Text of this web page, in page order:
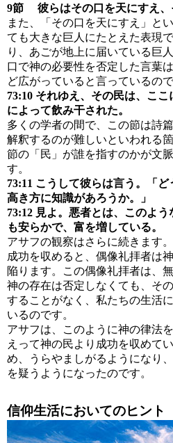
9節 彼らはその口を天にすえ、
また、「その口を天にすえ」と
ても大きな巨人にたとえた表現
り、あごが地上に届いている巨
口で神の必要性を否定した言葉
ど広がっていると言っているので
73:10 それゆえ、その民は、こ
によって飲み干された。
多くの学者の間で、この節は詩
解釈するのが難しいといわれる
節の「民」が誰を指すのかが文
す。
73:11 こうして彼らは言う。「
高き方に知識があろうか。」
73:12 見よ。悪者とは、このよ
も安らかで、富を増している。
アサフの観察はさらに続きます
成功を収めると、偶像礼拝者は
陥ります。この偶像礼拝者は、
神の存在は否定しなくても、そ
することがなく、私たちの生活
いるのです。
アサフは、このように神の律法
えって神の民より成功を収めて
め、うらやましがるようになり
を疑うようになったのです。
信仰生活においてのヒント